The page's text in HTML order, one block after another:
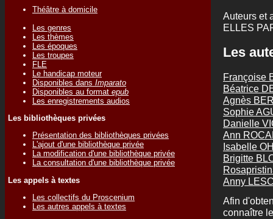
Théâtre à domicile
Les genres
Les thèmes
Les époques
Les troupes
FLE
Le handicap moteur
Disponibles dans Imparato
Disponibles au format epub
Les enregistrements audios
Les bibliothèques privées
Présentation des bibliothèques privées
L'ajout d'une bibliothèque privée
La modification d'une bibliothèque privée
La consultation d'une bibliothèque privée
Les appels à textes
Les collectifs du Proscenium
Les autres appels à textes
Auteurs et
ELLES
Les
Françoise
Béatrice
Agnès
Sophie
Danielle
Ann
Isabelle
Brigitte
Anny
Afin
connaître